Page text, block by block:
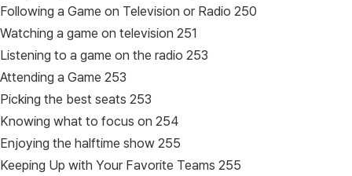
Following a Game on Television or Radio 250
Watching a game on television 251
Listening to a game on the radio 253
Attending a Game 253
Picking the best seats 253
Knowing what to focus on 254
Enjoying the halftime show 255
Keeping Up with Your Favorite Teams 255